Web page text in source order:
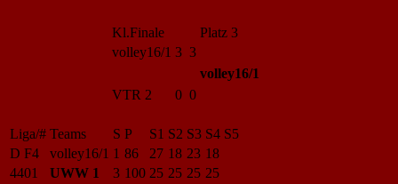
Kl.Finale
Platz 3
volley16/1 3 3
volley16/1
VTR 2
0 0
Liga/# Teams S P S1 S2 S3 S4 S5
D F4
volley16/1 1 86 27 18 23 18
4401
UWW 1 3 100 25 25 25 25